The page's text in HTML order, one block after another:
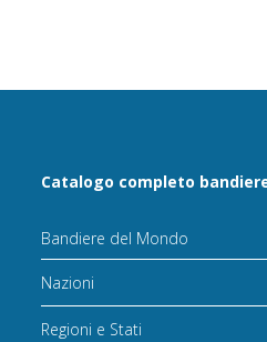
Catalogo completo
Bandiere del Mondo
Nazioni
Regioni e Stati